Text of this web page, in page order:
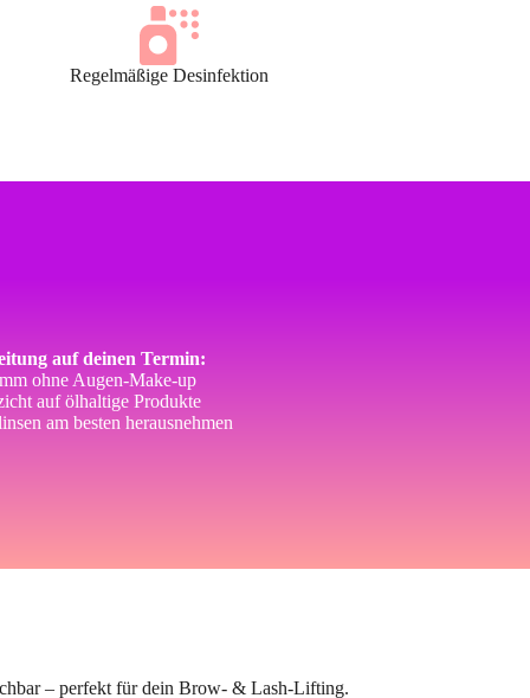
Regelmäßige Desinfektion
auf deinen Termin:
ohne Augen-Make-up
auf ölhaltige Produkte
am besten herausnehmen
– perfekt für dein Brow- & Lash-Lifting.